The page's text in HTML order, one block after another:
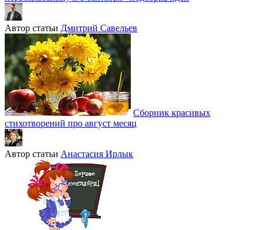
Автор статьи Дмитрий Савельев
Сборник красивых
стихотворений про август месяц
Автор статьи Анастасия Ирлык